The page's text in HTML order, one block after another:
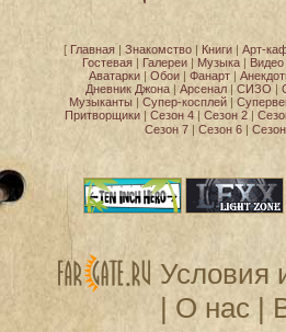
[ Главная| Знакомство| Книги| Арт-
Гостевая | Галереи | Музыка | Видео
Аватарки | Обои | Фанарт |
Дневник Джона| Арсенал| СИЗО |
Музыканты | Супер-косплей |
Притворщики | Сезон 4 | Сезон 2 |
Сезон 7| Сезон 6|
Условия
| О нас |